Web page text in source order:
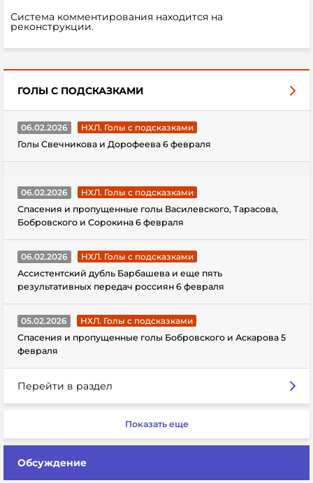
Система комментирования находится на
реконструкции.
ГОЛЫ С ПОДСКАЗКАМИ
06.02.2026
НХЛ. Голы с подсказками
Голы Свечникова и Дорофеева 6 февраля
06.02.2026
НХЛ. Голы с подсказками
Спасения и пропущенные голы Василевского, Тарасова,
Бобровского и Сорокина 6 февраля
06.02.2026
НХЛ. Голы с подсказками
Ассистентский дубль Барбашева и еще пять
результативных передач россиян 6 февраля
05.02.2026
НХЛ. Голы с подсказками
Спасения и пропущенные голы Бобровского и Аскарова 5
февраля
Перейти в раздел
Показать еще
Обсуждение